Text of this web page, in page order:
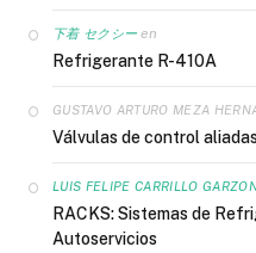
下着 セクシー en
Refrigerante R-410A
GUSTAVO ARTURO MEZA
Válvulas de control
LUIS FELIPE CARRILLO
RACKS: Sistemas de
Autoservicios